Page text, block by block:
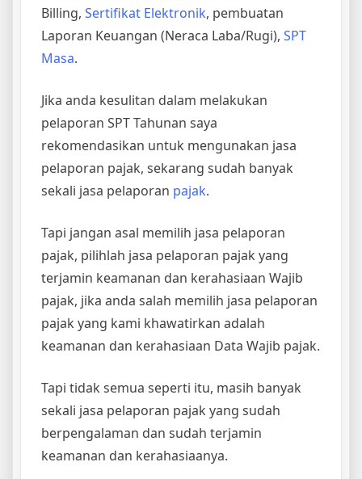
Billing, Sertifikat Elektronik, pembuatan
Laporan Keuangan (Neraca Laba/Rugi), SPT
Masa.
Jika anda kesulitan dalam melakukan
pelaporan SPT Tahunan saya
rekomendasikan untuk mengunakan jasa
pelaporan pajak, sekarang sudah banyak
sekali jasa pelaporan pajak.
Tapi jangan asal memilih jasa pelaporan
pajak, pilihlah jasa pelaporan pajak yang
terjamin keamanan dan kerahasiaan Wajib
pajak, jika anda salah memilih jasa pelaporan
pajak yang kami khawatirkan adalah
keamanan dan kerahasiaan Data Wajib pajak.
Tapi tidak semua seperti itu, masih banyak
sekali jasa pelaporan pajak yang sudah
berpengalaman dan sudah terjamin
keamanan dan kerahasiaanya.